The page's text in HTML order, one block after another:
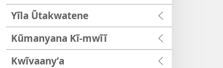
Yĩla Ũtakwatene
Kũmanyana Kĩ-mwĩĩ
Kwĩvaanyʼa